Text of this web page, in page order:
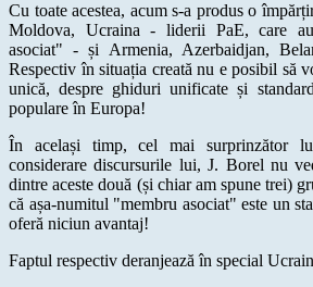
Cu toate acestea, acum s-a produs o
Moldova, Ucraina - liderii PaE, care
asociat" - și Armenia, Azerbaidjan,
Respectiv în situația creată nu e posibil să
unică, despre ghiduri unificate și
populare în Europa!
În același timp, cel mai surprinzător
considerare discursurile lui, J. Borel nu
dintre aceste două (și chiar am spune trei)
că așa-numitul "membru asociat" este un
oferă niciun avantaj!
Faptul respectiv deranjează în special